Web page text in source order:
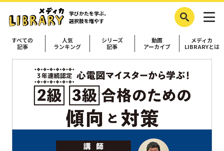
学びかたを学ぶ、
選択肢を増やす
すべての
記事
人気
ランキング
シリーズ
記事
動画
アーカイブ
メディカ
LIBRARYとは